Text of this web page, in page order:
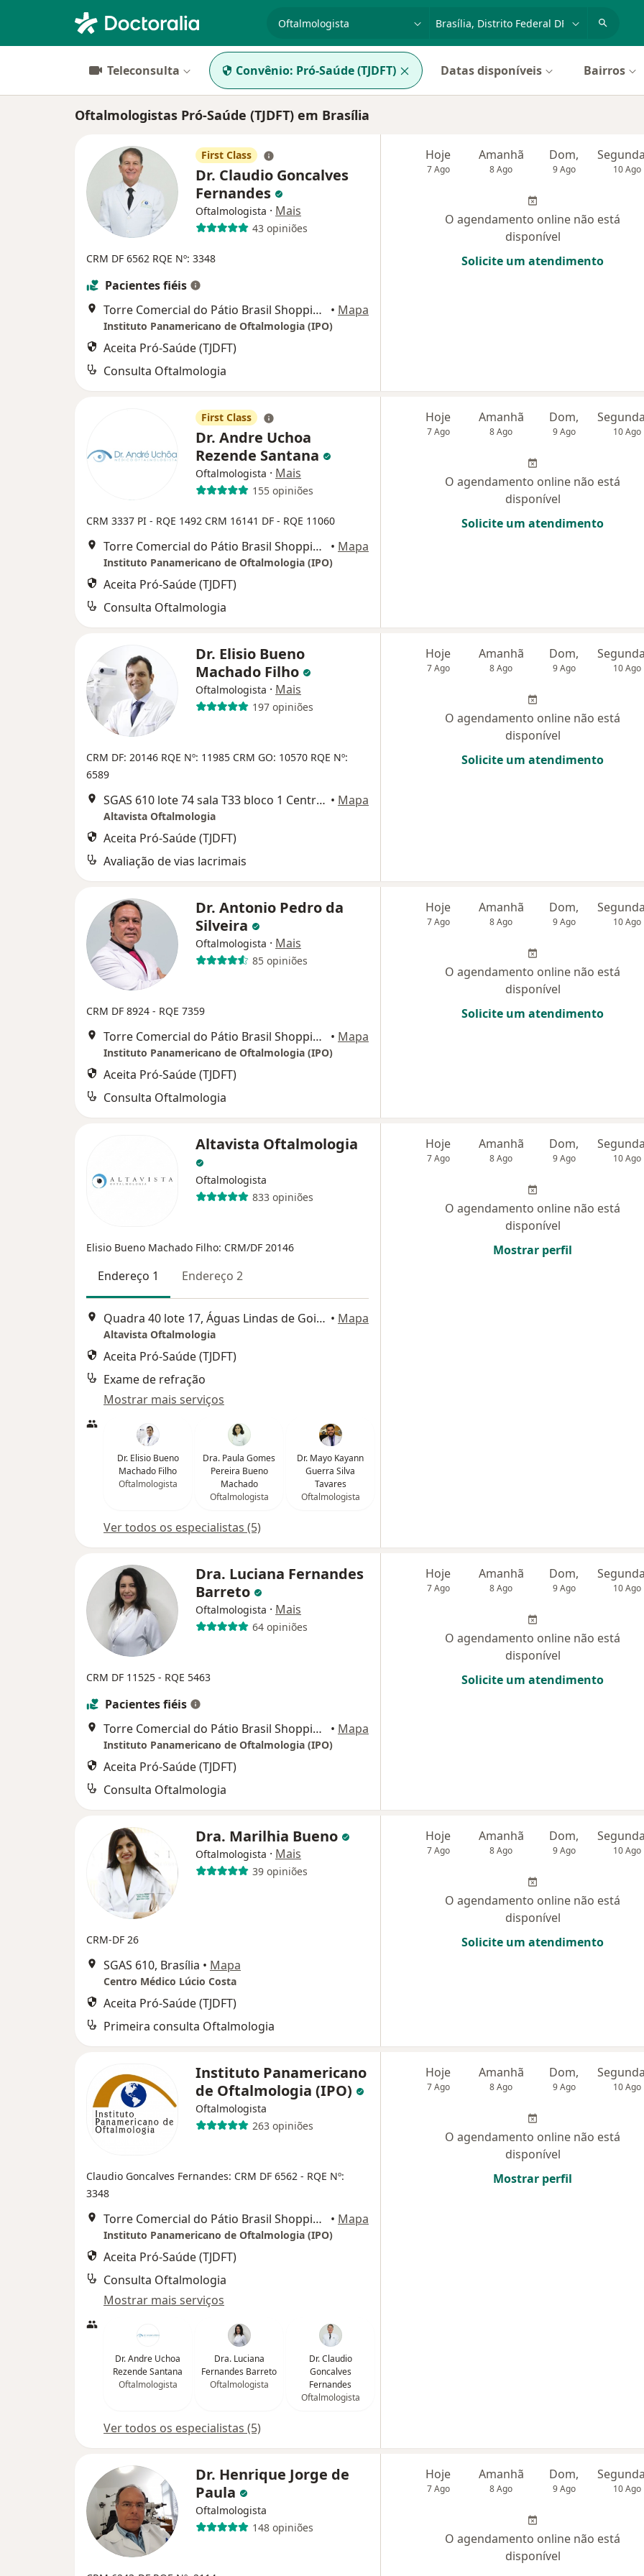
cidade ou região
Teleconsulta Convênio: Pró-Saúde (TJDFT) Datas disponíveis Bairros
Oftalmologistas Pró-Saúde (TJDFT) em Brasília
First Class
Dr. Claudio Goncalves
Fernandes
Oftalmologista · Mais
43 opiniões
CRM DF 6562 RQE Nº: 3348
Pacientes fiéis
Torre Comercial do Pátio Brasil Shopping (10° andar, Sala 1014), Brasília
• Mapa
Instituto Panamericano de Oftalmologia (IPO)
Aceita Pró-Saúde (TJDFT)
Consulta Oftalmologia
Hoje
7 Ago
Amanhã
8 Ago
Dom,
9 Ago 10 Ago
O agendamento online não está
disponível
Solicite um atendimento
First Class
Dr. Andre Uchoa
Rezende Santana
Oftalmologista · Mais
155 opiniões
CRM 3337 PI - RQE 1492 CRM 16141 DF - RQE 11060
Torre Comercial do Pátio Brasil Shopping (10° andar, Sala 1014), Brasília • Mapa
Instituto Panamericano de Oftalmologia (IPO)
Aceita Pró-Saúde (TJDFT)
Consulta Oftalmologia
Hoje
7 Ago
Amanhã
8 Ago
Dom,
9 Ago 10 Ago
O agendamento online não está
disponível
Solicite um atendimento
Dr. Elisio Bueno
Machado Filho
Oftalmologista · Mais
197 opiniões
CRM DF: 20146 RQE Nº: 11985 CRM GO: 10570 RQE Nº:
6589
SGAS 610 lote 74 sala T33 bloco 1 Centro Médico Lucio Costa, Brasília • Mapa
Altavista Oftalmologia
Aceita Pró-Saúde (TJDFT)
Avaliação de vias lacrimais
Hoje
7 Ago
Amanhã
8 Ago
Dom,
9 Ago 10 Ago
O agendamento online não está
disponível
Solicite um atendimento
Dr. Antonio Pedro da
Silveira
Oftalmologista · Mais
85 opiniões
CRM DF 8924 - RQE 7359
Torre Comercial do Pátio Brasil Shopping (10° andar, Sala 1014), Brasília • Mapa
Instituto Panamericano de Oftalmologia (IPO)
Aceita Pró-Saúde (TJDFT)
Consulta Oftalmologia
Hoje
7 Ago
Amanhã
8 Ago
Dom,
9 Ago 10 Ago
O agendamento online não está
disponível
Solicite um atendimento
Altavista Oftalmologia
Oftalmologista
833 opiniões
Elisio Bueno Machado Filho: CRM/DF 20146
Endereço 1 Endereço 2
Quadra 40 lote 17, Águas Lindas de Goiás • Mapa
Altavista Oftalmologia
Aceita Pró-Saúde (TJDFT)
Exame de refração
Mostrar mais serviços
Dr. Elisio Bueno
Machado Filho
Oftalmologista
Dra. Paula Gomes
Pereira Bueno
Machado
Oftalmologista
Dr. Mayo Kayann
Guerra Silva
Tavares
Oftalmologista
Ver todos os especialistas (5)
Hoje
7 Ago
Amanhã
8 Ago
Dom,
9 Ago 10 Ago
O agendamento online não está
disponível
Mostrar perfil
Dra. Luciana Fernandes
Barreto
Oftalmologista · Mais
64 opiniões
CRM DF 11525 - RQE 5463
Pacientes fiéis
Torre Comercial do Pátio Brasil Shopping (10° andar, Sala 1014), Brasília
• Mapa
Instituto Panamericano de Oftalmologia (IPO)
Aceita Pró-Saúde (TJDFT)
Consulta Oftalmologia
Hoje
7 Ago
Amanhã
8 Ago
Dom,
9 Ago 10 Ago
O agendamento online não está
disponível
Solicite um atendimento
Dra. Marilhia Bueno
Oftalmologista · Mais
39 opiniões
CRM-DF 26
SGAS 610, Brasília • Mapa
Centro Médico Lúcio Costa
Aceita Pró-Saúde (TJDFT)
Primeira consulta Oftalmologia
Hoje
7 Ago
Amanhã
8 Ago
Dom,
9 Ago 10 Ago
O agendamento online não está
disponível
Solicite um atendimento
Instituto Panamericano
de Oftalmologia (IPO)
Oftalmologista
263 opiniões
Claudio Goncalves Fernandes: CRM DF 6562 - RQE Nº:
3348
Torre Comercial do Pátio Brasil Shopping (10° andar, Sala 1014), Brasília • Mapa
Instituto Panamericano de Oftalmologia (IPO)
Aceita Pró-Saúde (TJDFT)
Consulta Oftalmologia
Mostrar mais serviços
Dr. Andre Uchoa
Rezende Santana
Oftalmologista
Dra. Luciana
Fernandes Barreto
Oftalmologista
Dr. Claudio
Goncalves
Fernandes
Oftalmologista
Ver todos os especialistas (5)
Hoje
7 Ago
Amanhã
8 Ago
Dom,
9 Ago 10 Ago
O agendamento online não está
disponível
Mostrar perfil
Dr. Henrique Jorge de
Paula
Oftalmologista
148 opiniões
Hoje
7 Ago
Amanhã
8 Ago
Dom,
9 Ago 10 Ago
O agendamento online não está
disponível